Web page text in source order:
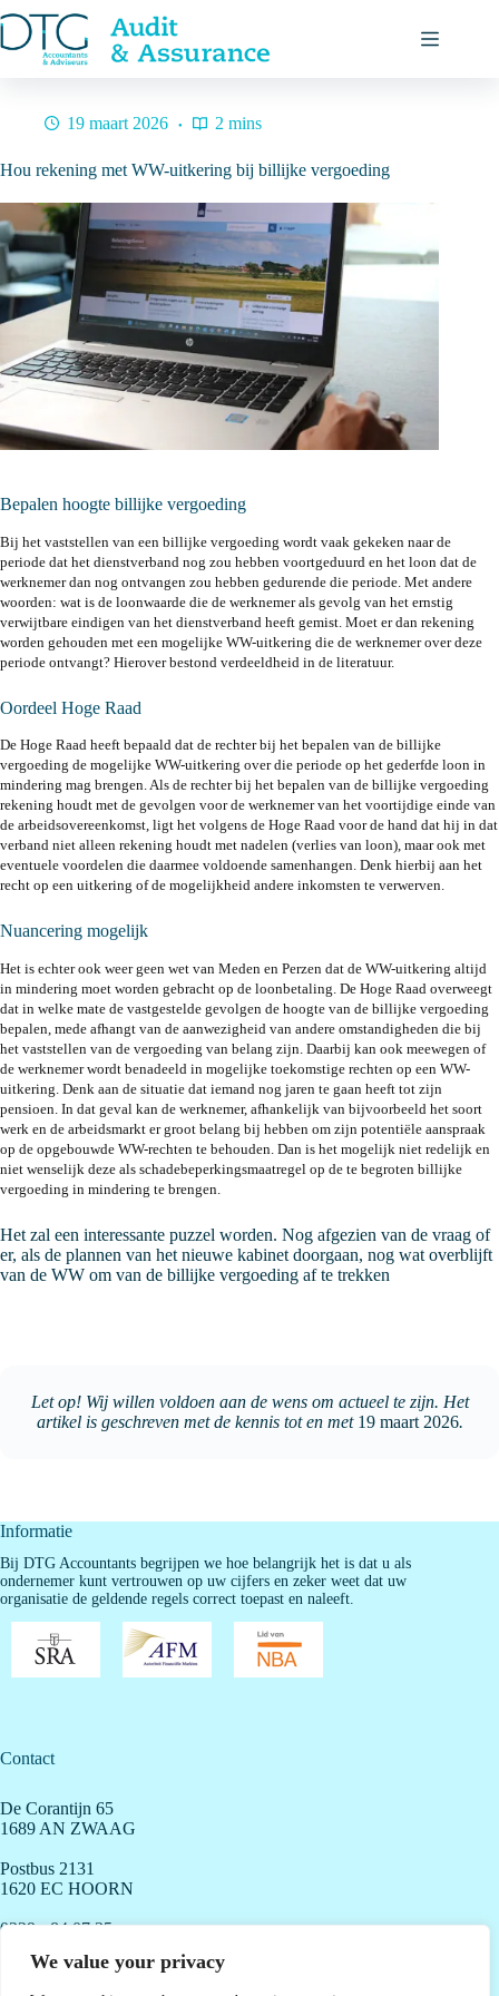
We value your privacy
naar
de
inhoud
19 maart 2026 2 mins
Hou rekening met WW-uitkering bij billijke vergoeding
Bepalen hoogte billijke vergoeding
Bij het vaststellen van een billijke vergoeding wordt vaak gekeken naar de
periode dat het dienstverband nog zou hebben voortgeduurd en het loon dat de
werknemer dan nog ontvangen zou hebben gedurende die periode. Met andere
woorden: wat is de loonwaarde die de werknemer als gevolg van het ernstig
verwijtbare eindigen van het dienstverband heeft gemist. Moet er dan rekening
worden gehouden met een mogelijke WW-uitkering die de werknemer over deze
periode ontvangt? Hierover bestond verdeeldheid in de literatuur.
Oordeel Hoge Raad
De Hoge Raad heeft bepaald dat de rechter bij het bepalen van de billijke
vergoeding de mogelijke WW-uitkering over die periode op het gederfde loon in
mindering mag brengen. Als de rechter bij het bepalen van de billijke vergoeding
rekening houdt met de gevolgen voor de werknemer van het voortijdige einde van
de arbeidsovereenkomst, ligt het volgens de Hoge Raad voor de hand dat hij in dat
verband niet alleen rekening houdt met nadelen (verlies van loon), maar ook met
eventuele voordelen die daarmee voldoende samenhangen. Denk hierbij aan het
recht op een uitkering of de mogelijkheid andere inkomsten te verwerven.
Nuancering mogelijk
Het is echter ook weer geen wet van Meden en Perzen dat de WW-uitkering altijd
in mindering moet worden gebracht op de loonbetaling. De Hoge Raad overweegt
dat in welke mate de vastgestelde gevolgen de hoogte van de billijke vergoeding
bepalen, mede afhangt van de aanwezigheid van andere omstandigheden die bij
het vaststellen van de vergoeding van belang zijn. Daarbij kan ook meewegen of
de werknemer wordt benadeeld in mogelijke toekomstige rechten op een WW-
uitkering. Denk aan de situatie dat iemand nog jaren te gaan heeft tot zijn
pensioen. In dat geval kan de werknemer, afhankelijk van bijvoorbeeld het soort
werk en de arbeidsmarkt er groot belang bij hebben om zijn potentiële aanspraak
op de opgebouwde WW-rechten te behouden. Dan is het mogelijk niet redelijk en
niet wenselijk deze als schadebeperkingsmaatregel op de te begroten billijke
vergoeding in mindering te brengen.
Het zal een interessante puzzel worden. Nog afgezien van de vraag of
er, als de plannen van het nieuwe kabinet doorgaan, nog wat overblijft
van de WW om van de billijke vergoeding af te trekken
Let op! Wij willen voldoen aan de wens om actueel te zijn. Het
artikel is geschreven met de kennis tot en met 19 maart 2026.
Informatie
Bij DTG Accountants begrijpen we hoe belangrijk het is dat u als
ondernemer kunt vertrouwen op uw cijfers en zeker weet dat uw
organisatie de geldende regels correct toepast en naleeft.
Contact
De Corantijn 65
1689 AN ZWAAG
Postbus 2131
1620 EC HOORN
0229 - 84 07 35